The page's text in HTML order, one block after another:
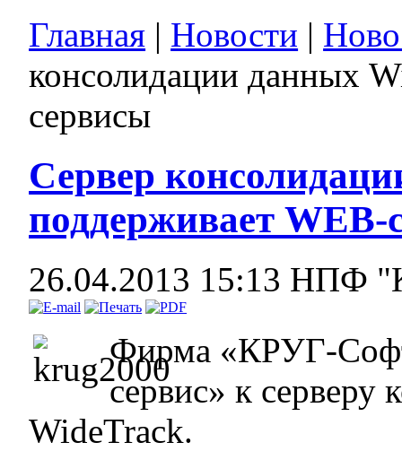
Главная | Новости |
консолидации данных
сервисы
Сервер
поддерживает WEB-
26.04.2013 15:13 НПФ
Фирма «КРУГ-
сервис» к серверу
WideTrack.